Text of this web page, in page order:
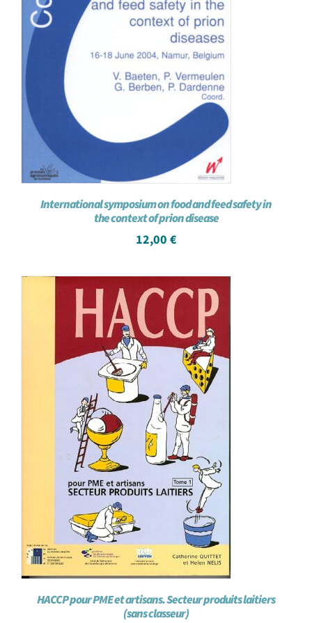
International symposium on food and feed safety in
the context of prion disease
12,00 €
HACCP pour PME et artisans. Secteur produits laitiers
(sans classeur)